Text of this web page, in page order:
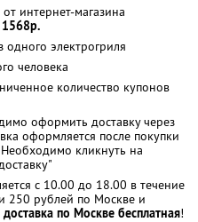
интернет-магазина
1568р.
одного электрогриля
человека
количество купонов
оформить доставку через
оформляется после покупки
кликнуть на
с 10.00 до 18.00 в течение
250 рублей по Москве и
по Москве бесплатная!